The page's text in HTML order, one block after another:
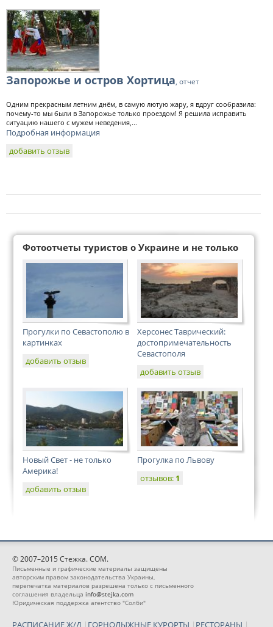
Запорожье и остров Хортица, отчет
Одним прекрасным летним днём, в самую лютую жару, я вдруг сообразила:
почему-то мы были в Запорожье только проездом! Я решила исправить
ситуацию нашего с мужем неведения,...
Подробная информация
добавить отзыв
Фотоотчеты туристов о Украине и не только
Прогулки по Севастополю в
картинках
добавить отзыв
Херсонес Таврический:
достопримечательность
Севастополя
добавить отзыв
Новый Свет - не только
Америка!
добавить отзыв
Прогулка по Львову
отзывов: 1
© 2007–2015 Стежка. COM.
Письменные и графические материалы защищены
авторским правом законодательства Украины,
перепечатка материалов разрешена только с письменного
соглашения владельца info@stejka.com
Юридическая поддержка агентство "Солби"
РАСПИСАНИЕ Ж/Д | ГОРНОЛЫЖНЫЕ КУРОРТЫ | РЕСТОРАНЫ |